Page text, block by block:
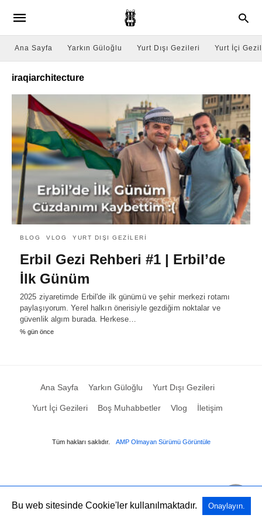
Ana Sayfa Yarkın Güloğlu Yurt Dışı Gezileri Yurt İçi
iraqiarchitecture
BLOG VLOG YURT DIŞI GEZILERI
Erbil Gezi Rehberi #1 | Erbil’de
İlk Günüm
2025 ziyaretimde Erbil'de ilk günümü ve şehir merkezi rotamı
paylaşıyorum. Yerel halkın önerisiyle gezdiğim noktalar ve
güvenlik algım burada. Herkese…
% gün önce
Ana Sayfa Yarkın Güloğlu Yurt Dışı Gezileri
Yurt İçi Gezileri Boş Muhabbetler Vlog İletişim
Tüm hakları saklıdır. AMP Olmayan Sürümü Görüntüle
Bu web sitesinde Cookie'ler kullanılmaktadır. Onaylayın.